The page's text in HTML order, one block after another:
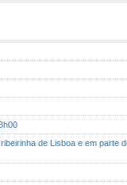
de Lisboa e em parte